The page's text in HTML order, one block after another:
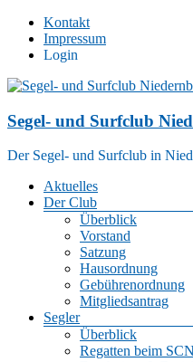
Zum
Inhalt
springen
Kontakt
Impressum
Login
Segel- und Surfclub
Der Segel- und Surfclub in
Menü
Aktuelles
Der Club
Überblick
Vorstand
Satzung
Hausordnung
Gebührenordnung
Mitgliedsantrag
Segler
Überblick
Regatten beim SCN